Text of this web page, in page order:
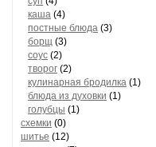
каша (4)
постные блюда (3)
борщ (3)
соус (2)
творог (2)
кулинарная бродилка (1)
блюда из духовки (1)
голубцы (1)
схемки (0)
шитье (12)